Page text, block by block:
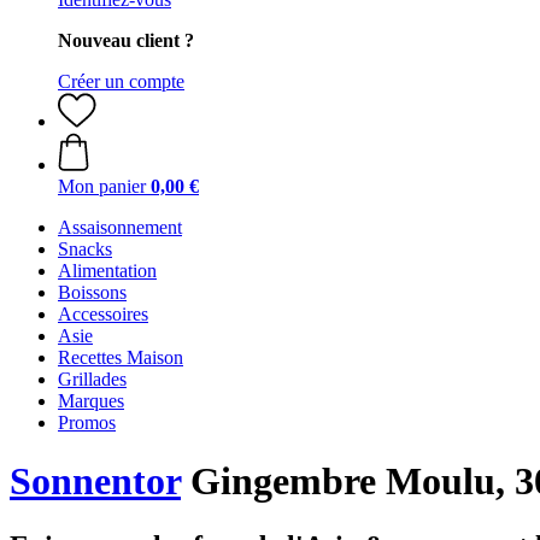
Nouveau client ?
Créer un compte
Mon panier 0,00 €
Assaisonnement
Snacks
Alimentation
Boissons
Accessoires
Asie
Recettes Maison
Grillades
Marques
Promos
SonnentorGingembre Moulu,